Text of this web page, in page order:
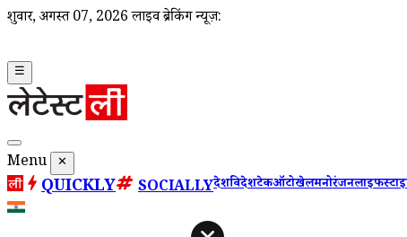
शुक्रवार, अगस्त 07, 2026 लाइव ब्रेकिंग न्यूज़:
☰
Menu ✕
QUICKLY SOCIALLYदेशविदेशटेकऑटोखेलमनोरंजन